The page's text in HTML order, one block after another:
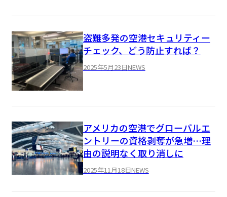
盗難多発の空港セキュリティー
チェック、どう防止すれば？
2025年5月23日NEWS
アメリカの空港でグローバルエ
ントリーの資格剥奪が急増…理
由の説明なく取り消しに
2025年11月18日NEWS